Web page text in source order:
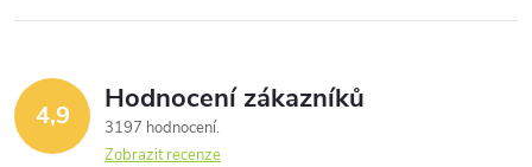
4,9 Hodnocení zákazníků
3197 hodnocení
Zobrazit recenze